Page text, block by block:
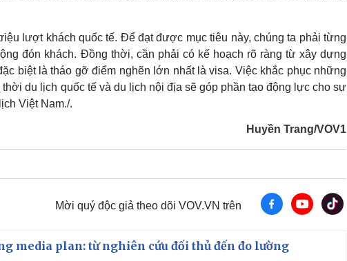
lượt khách quốc tế. Để đạt được mục tiêu này, chúng ta phải từng
đón khách. Đồng thời, cần phải có kế hoạch rõ ràng từ xây dựng
biệt là tháo gỡ điểm nghẽn lớn nhất là visa. Việc khắc phục những
du lịch quốc tế và du lịch nội địa sẽ góp phần tạo động lực cho sự
Việt Nam./.
Huyền Trang/VOV1
Mời quý độc giả theo dõi VOV.VN trên
media plan: từ nghiên cứu đối thủ đến đo lường